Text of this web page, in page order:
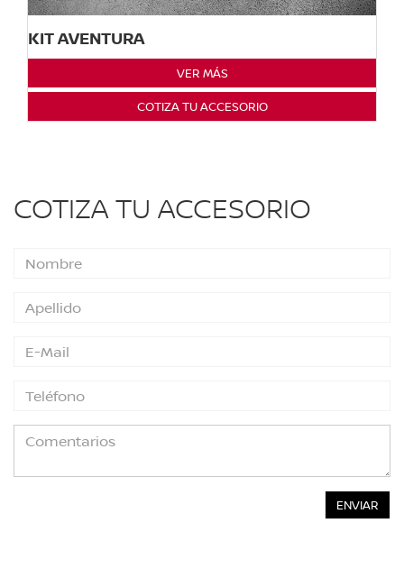
KIT AVENTURA
VER MÁS
COTIZA TU ACCESORIO
COTIZA TU ACCESORIO